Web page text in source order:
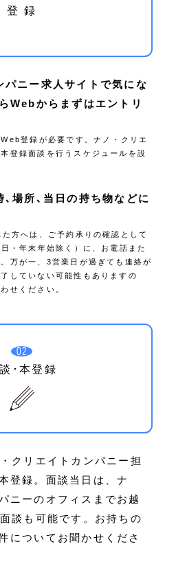
登 録
パニー求人サイトで気にな
Webからまずはエントリ
登録が必要です。ナノ・クリエ
登録面談を行うスケジュールを設
､場所､当日の持ち物などに
方へは、ご予約承りの確認として
・年末年始除く）に、お電話また
万が一、3営業日が過ぎても連絡が
していない可能性もありますの
せください。
02
･本登録
クリエイトカンパニー担
登録。面談当日は、ナ
ニーのオフィスまでお越
談も可能です。お持ちの
についてお聞かせくださ